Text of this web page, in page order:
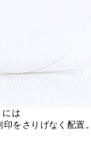
には
をさりげなく配置。